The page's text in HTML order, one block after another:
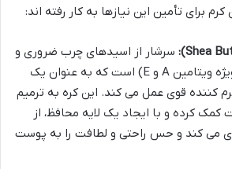
برای تأمین این نیازها به کار رفته اند:
سرشار از اسیدهای چرب ضروری و
ویتامین ها (به ویژه ویتامین A و E) است که به عنوان یک
کننده قوی عمل می کند. این کره به ترمیم
کرده و با ایجاد یک لایه محافظ، از
می کند و حس راحتی و لطافت را به پوست